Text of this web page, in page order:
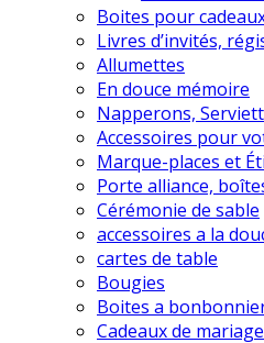
Boites pour
Livres d’invités,
Allumettes
En douce mémoire
Napperons,
Accessoires pour
Marque-places et
Porte alliance,
Cérémonie de sable
accessoires a la
cartes de table
Bougies
Boites a
Cadeaux de